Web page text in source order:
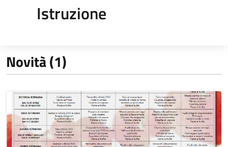
Istruzione
Novità (1)